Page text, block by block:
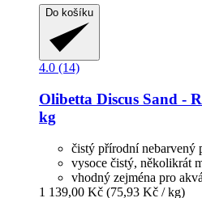
Do košíku
4.0 (14)
Olibetta Discus Sand -​
kg
čistý přírodní nebarvený
vysoce čistý, několikrát
vhodný zejména pro
1 139,00 Kč (75,93 Kč / kg)